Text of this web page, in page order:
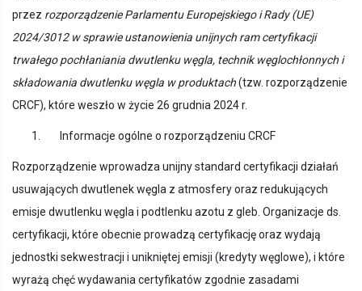
przez rozporządzenie Parlamentu Europejskiego i Rady (UE)
2024/3012 w sprawie ustanowienia unijnych ram certyfikacji
trwałego pochłaniania dwutlenku węgla, technik węglochłonnych i
składowania dwutlenku węgla w produktach(tzw. rozporządzenie
CRCF), które weszło w życie 26 grudnia 2024 r.
1. Informacje ogólne o rozporządzeniu CRCF
Rozporządzenie wprowadza unijny standard certyfikacji działań
usuwających dwutlenek węgla z atmosfery oraz redukujących
emisje dwutlenku węgla i podtlenku azotu z gleb. Organizacje ds.
certyfikacji, które obecnie prowadzą certyfikację oraz wydają
jednostki sekwestracji i unikniętej emisji (kredyty węglowe), i które
wyrażą chęć wydawania certyfikatów zgodnie zasadami